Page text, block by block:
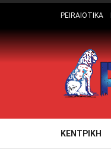
PEIRAIOTIKA
ΚΕΝΤΡΙΚΗ